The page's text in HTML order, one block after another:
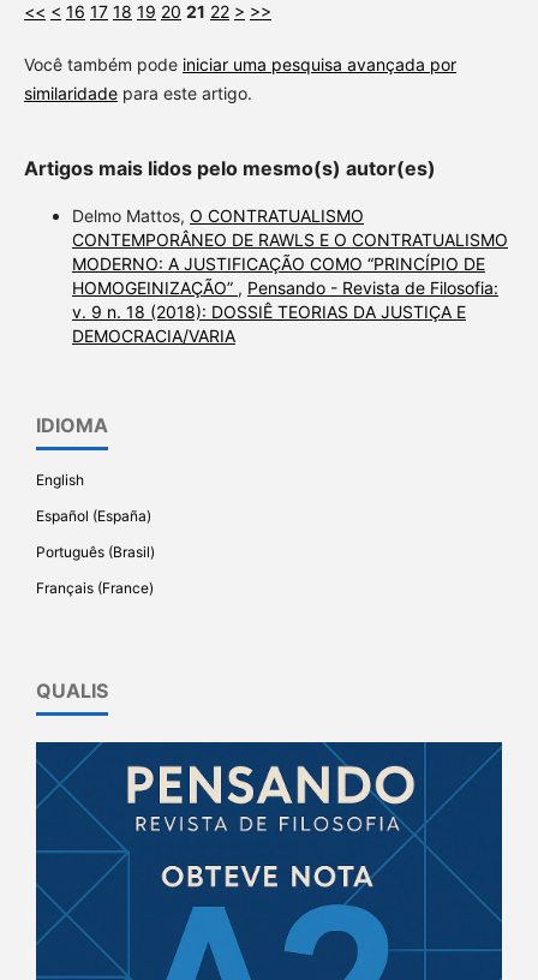
<< < 16 17 18 19 20 21 22 > >>
Você também pode iniciar uma pesquisa avançada por
similaridadepara este artigo.
Artigos mais lidos pelo mesmo(s) autor(es)
Delmo Mattos, O CONTRATUALISMO
CONTEMPORÂNEO DE RAWLS E O CONTRATUALISMO
MODERNO: A JUSTIFICAÇÃO COMO “PRINCÍPIO DE
HOMOGEINIZAÇÃO” , Pensando - Revista de Filosofia:
v. 9 n. 18 (2018): DOSSIÊ TEORIAS DA JUSTIÇA E
DEMOCRACIA/VARIA
IDIOMA
English
Español (España)
Português (Brasil)
Français (France)
QUALIS